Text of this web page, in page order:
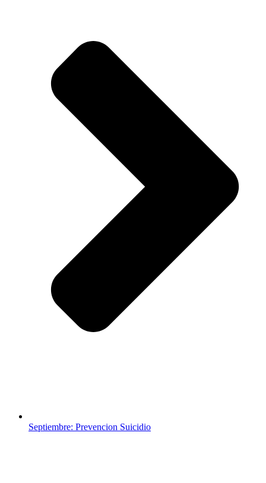
Septiembre: Prevencion Suicidio